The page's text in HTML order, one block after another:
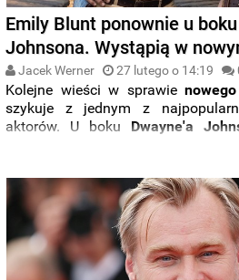
Emily Blunt ponownie u boku
Johnsona. Wystąpią w
Jacek Werner 27 lutego o 14:19
Kolejne wieści w sprawie
szykuje z jednym z
aktorów. U boku Dwayne'a
The
współpracował już przy „
Benny Safdie(„Nieoszlifowane